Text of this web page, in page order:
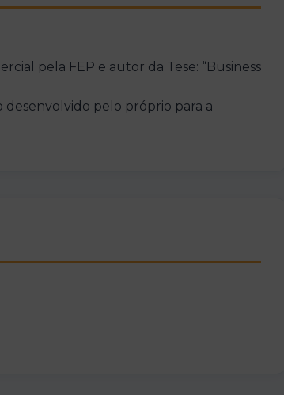
pela FEP e autor da Tese: “Business
pelo próprio para a